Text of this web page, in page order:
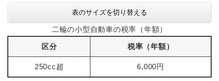
表のサイズを切り替える
二輪の小型自動車の税率（年額）
区分 税率（年額）
250cc超 6,000円